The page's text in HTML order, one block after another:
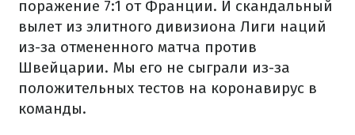
поражение 7:1 от Франции. И скандальный
вылет из элитного дивизиона Лиги наций
из-за отмененного матча против
Швейцарии. Мы его не сыграли из-за
положительных тестов на коронавирус в
команды.